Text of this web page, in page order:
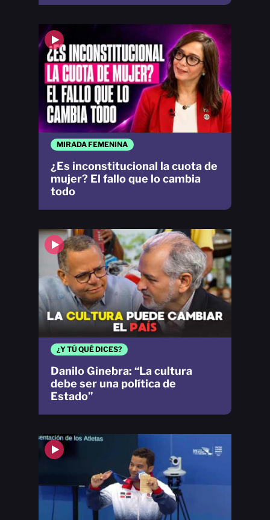
¿Y TÚ QUÉ DICES?
Danilo Ginebra: “La cultura
debe ser una política de
Estado”
MIRADA FEMENINA
¿Es inconstitucional la cuota de
mujer? El fallo que lo cambia
todo